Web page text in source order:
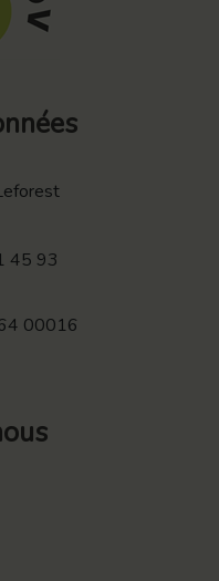
45 93
00016